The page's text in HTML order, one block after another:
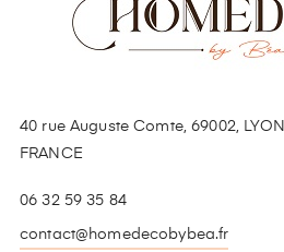
40 rue Auguste Comte, 69002, LYON
FRANCE
06 32 59 35 84
contact@homedecobybea.fr